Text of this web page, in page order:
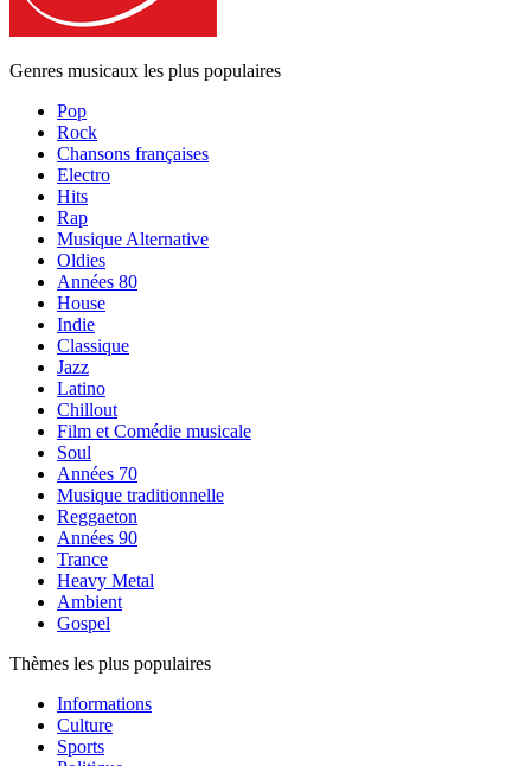
Genres musicaux les plus populaires
Pop
Rock
Chansons françaises
Electro
Hits
Rap
Musique Alternative
Oldies
Années 80
House
Indie
Classique
Jazz
Latino
Chillout
Film et Comédie musicale
Soul
Années 70
Musique traditionnelle
Reggaeton
Années 90
Trance
Heavy Metal
Ambient
Gospel
Thèmes les plus populaires
Informations
Culture
Sports